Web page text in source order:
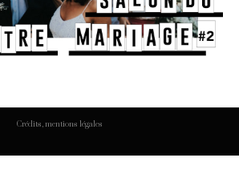
Crédits, mentions légales